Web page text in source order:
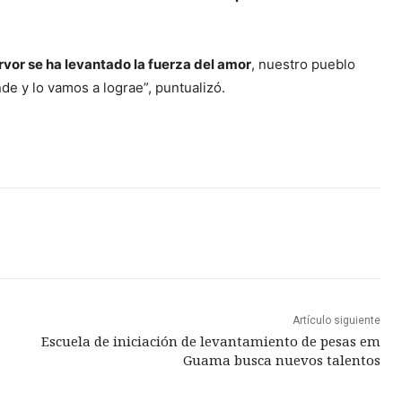
se ha levantado la fuerza del amor, nuestro pueblo
y lo vamos a lograe”, puntualizó.
Artículo siguiente
Escuela de iniciación de levantamiento de pesas em
Guama busca nuevos talentos